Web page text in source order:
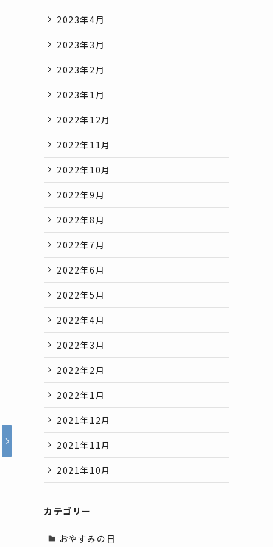
2023年4月
2023年3月
2023年2月
2023年1月
2022年12月
2022年11月
2022年10月
2022年9月
2022年8月
2022年7月
2022年6月
2022年5月
2022年4月
2022年3月
2022年2月
2022年1月
2021年12月
2021年11月
2021年10月
カテゴリー
おやすみの日